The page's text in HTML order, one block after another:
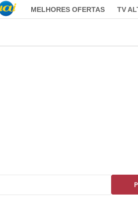
MELHORES OFERTAS TV